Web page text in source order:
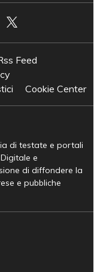
Feed
Cookie Center
di testate e portali
e
di diffondere la
e pubbliche